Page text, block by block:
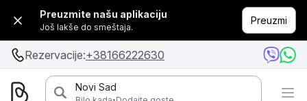
Preuzmite našu aplikaciju
Još lakše do smeštaja.
Preuzmi
Rezervacije:+38166222630
Novi Sad